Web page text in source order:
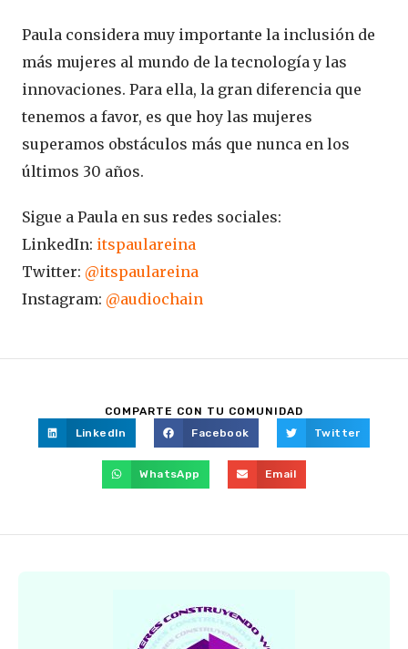
Paula considera muy importante la inclusión de
más mujeres al mundo de la tecnología y las
innovaciones. Para ella, la gran diferencia que
tenemos a favor, es que hoy las mujeres
superamos obstáculos más que nunca en los
últimos 30 años.
Sigue a Paula en sus redes sociales:
LinkedIn: itspaulareina
Twitter: @itspaulareina
Instagram: @audiochain
COMPARTE CON TU COMUNIDAD
LinkedIn
Facebook Twitter
WhatsApp Email